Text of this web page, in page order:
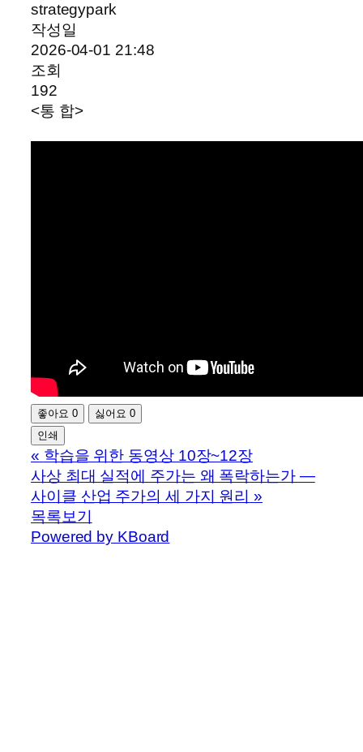
strategypark
작성일
2026-04-01 21:48
조회
192
<통 합>
좋아요 0 싫어요 0
인쇄
« 학습을 위한 동영상 10장~12장
사상 최대 실적에 주가는 왜 폭락하는가 —
사이클 산업 주가의 세 가지 원리 »
목록보기
Powered by KBoard